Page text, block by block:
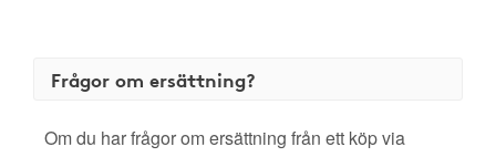
Frågor om ersättning?
Om du har frågor om ersättning från ett köp via